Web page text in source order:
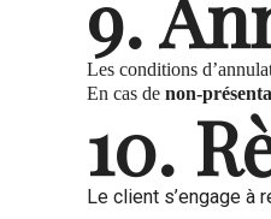
Les conditions
En cas de non-
10.
Le client s’engage à